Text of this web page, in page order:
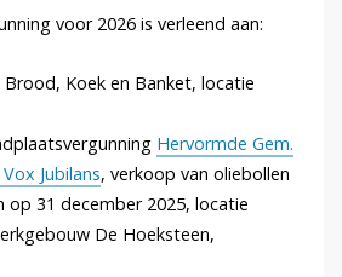
voor 2026 is verleend aan:
Brood, Koek en Banket, locatie
Hervormde Gem.
Jubilans, verkoop van oliebollen
op 31 december 2025, locatie
De Hoeksteen,